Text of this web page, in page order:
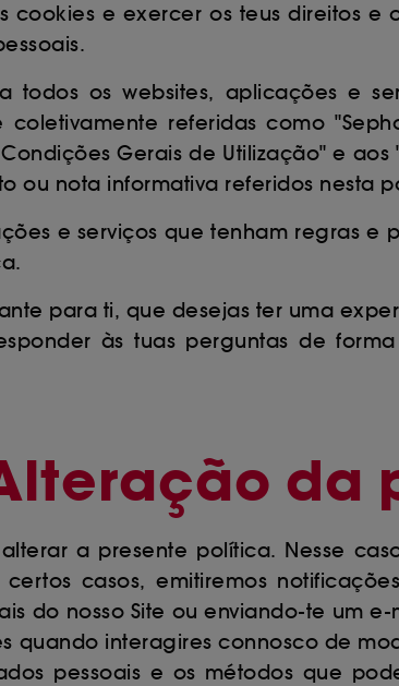
cookies e exercer os teus direitos
todos os websites, aplicações e
referidas como
Gerais de Utilização" e
ou nota informativa referidos nesta
e serviços que tenham regras
para ti, que desejas ter uma
às tuas perguntas de
da
a presente política. Nesse
casos, emitiremos
do nosso Site ou enviando-te um
quando interagires connosco de
pessoais e os métodos que